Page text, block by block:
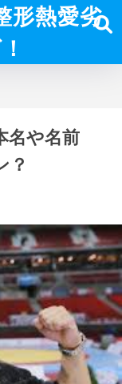
形熱愛劣
名や名前
？